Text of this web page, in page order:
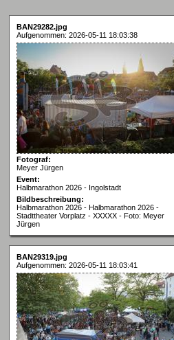
BAN29282.jpg
Aufgenommen: 2026-05-11 18:03:38
Fotograf:
Meyer Jürgen
Event:
Halbmarathon 2026 - Ingolstadt
Bildbeschreibung:
Halbmarathon 2026 - Halbmarathon 2026 -
Stadttheater Vorplatz - XXXXX - Foto: Meyer
Jürgen
BAN29319.jpg
Aufgenommen: 2026-05-11 18:03:41